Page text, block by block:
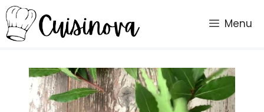
Vai
al
contenuto
Menu